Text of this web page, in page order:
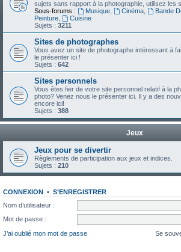
sujets sans rapport à la photographie, utilisez les
Sous-forums :
Musique, Cinéma, Bande
Peinture
Cuisine
Sujets : 3211
Sites de photographes
Vous avez un site de photographe intéressant à
le présenter ici !
Sujets : 642
Sites personnels
Vous êtes fier de votre site personnel relatif à la
photo? Venez nous le présenter ici. Il y a des
encore ici!
Sujets : 388
Jeux
Jeux pour se divertir
Règlements de participation aux jeux et indices.
Sujets : 210
CONNEXION • S’ENREGISTRER
Nom d’utilisateur :
Mot de passe :
J’ai oublié mon mot de passe
Se